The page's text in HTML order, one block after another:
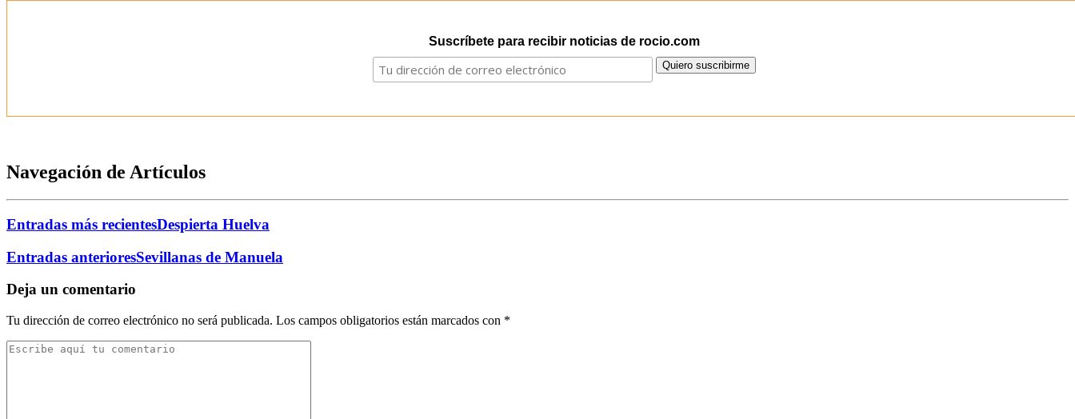
Suscríbete para recibir noticias de rocio.com
Navegación de Artículos
Entradas más recientesDespierta Huelva
Entradas anterioresSevillanas de Manuela
Deja un comentario
Tu dirección de correo electrónico no será publicada. Los campos obligatorios están marcados con *